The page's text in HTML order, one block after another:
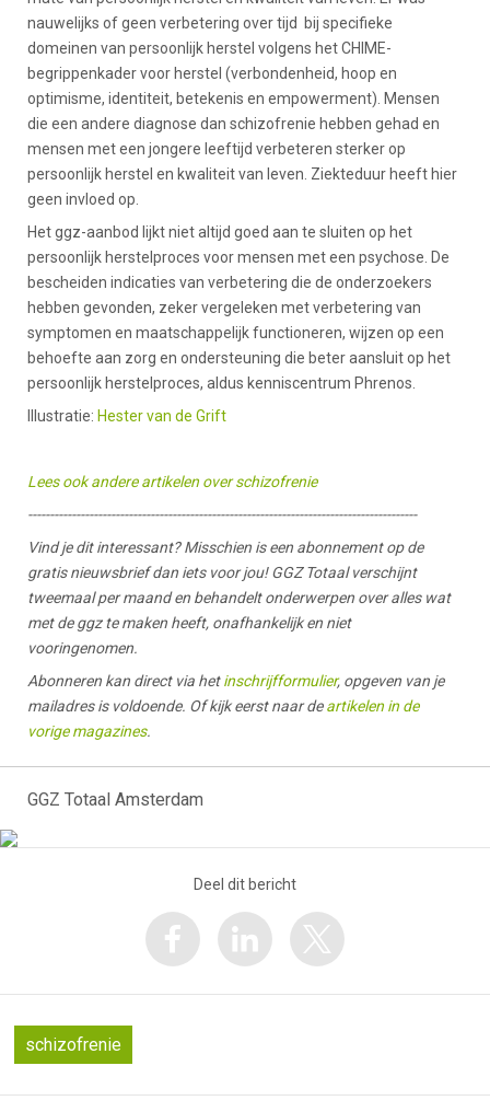
nauwelijks of geen verbetering over tijd bij specifieke
domeinen van persoonlijk herstel volgens het CHIME-
begrippenkader voor herstel (verbondenheid, hoop en
optimisme, identiteit, betekenis en empowerment). Mensen
die een andere diagnose dan schizofrenie hebben gehad en
mensen met een jongere leeftijd verbeteren sterker op
persoonlijk herstel en kwaliteit van leven. Ziekteduur heeft hier
geen invloed op.
Het ggz-aanbod lijkt niet altijd goed aan te sluiten op het
persoonlijk herstelproces voor mensen met een psychose. De
bescheiden indicaties van verbetering die de onderzoekers
hebben gevonden, zeker vergeleken met verbetering van
symptomen en maatschappelijk functioneren, wijzen op een
behoefte aan zorg en ondersteuning die beter aansluit op het
persoonlijk herstelproces, aldus kenniscentrum Phrenos.
Illustratie: Hester van de Grift
Lees ook andere artikelen over schizofrenie
-----------------------------------------------------------------------------------------
Vind je dit interessant? Misschien is een abonnement op de
gratis nieuwsbrief dan iets voor jou! GGZ Totaal verschijnt
tweemaal per maand en behandelt onderwerpen over alles wat
met de ggz te maken heeft, onafhankelijk en niet
vooringenomen.
Abonneren kan direct via hetinschrijfformulier, opgeven van je
mailadres is voldoende. Of kijk eerst naar deartikelen in de
vorige magazines.
GGZ Totaal Amsterdam
Deel dit bericht
schizofrenie